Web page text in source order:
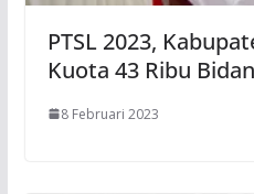
PTSL 2023,
Kuota 43 Ribu
8 Februari 2023